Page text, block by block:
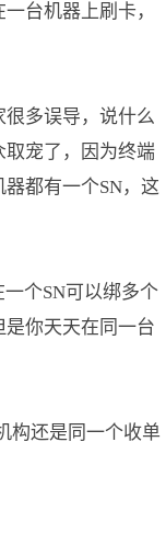
台机器上刷卡，
多误导，说什么
宠了，因为终端
都有一个SN，这
个SN可以绑多个
你天天在同一台
构还是同一个收单